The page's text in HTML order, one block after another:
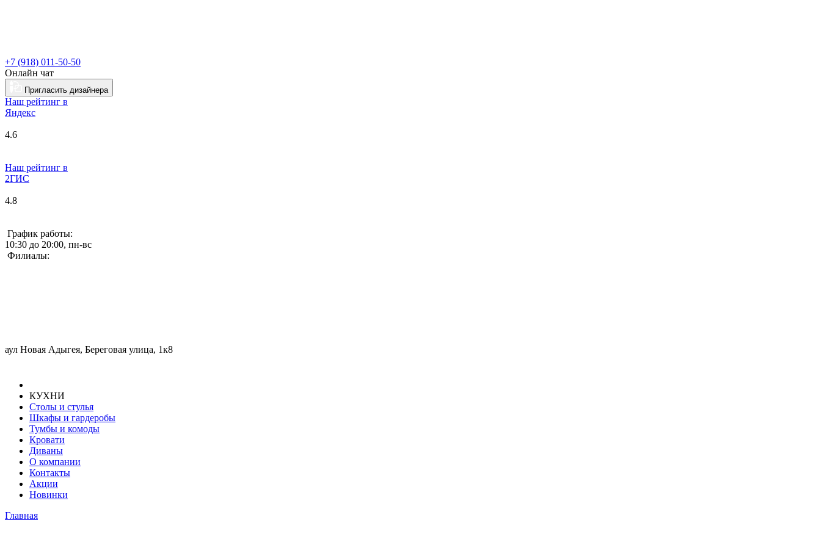
+7 (918) 011-50-50
Онлайн чат
Пригласить дизайнера
Наш рейтинг в
Яндекс
4.6
Наш рейтинг в
2ГИС
4.8
График работы:
10:30 до 20:00, пн-вс
Филиалы:
аул Новая Адыгея, Береговая улица, 1к8
КУХНИ
Столы и стулья
Шкафы и гардеробы
Тумбы и комоды
Кровати
Диваны
О компании
Контакты
Акции
Новинки
Главная